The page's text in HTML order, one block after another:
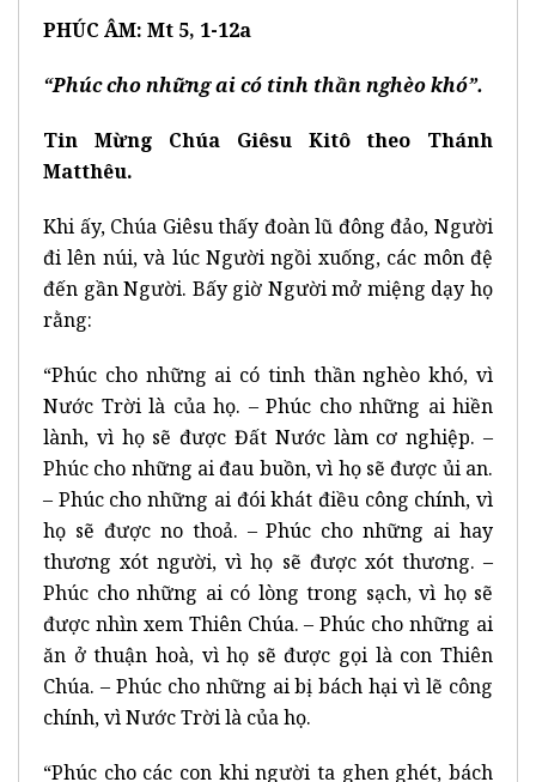
PHÚC ÂM: Mt 5, 1-12a
“Phúc cho những ai có tinh thần nghèo khó”.
Tin Mừng Chúa Giêsu Kitô theo Thánh
Matthêu.
Khi ấy, Chúa Giêsu thấy đoàn lũ đông đảo, Người
đi lên núi, và lúc Người ngồi xuống, các môn đệ
đến gần Người. Bấy giờ Người mở miệng dạy họ
rằng:
“Phúc cho những ai có tinh thần nghèo khó, vì
Nước Trời là của họ. – Phúc cho những ai hiền
lành, vì họ sẽ được Đất Nước làm cơ nghiệp. –
Phúc cho những ai đau buồn, vì họ sẽ được ủi an.
– Phúc cho những ai đói khát điều công chính, vì
họ sẽ được no thoả. – Phúc cho những ai hay
thương xót người, vì họ sẽ được xót thương. –
Phúc cho những ai có lòng trong sạch, vì họ sẽ
được nhìn xem Thiên Chúa. – Phúc cho những ai
ăn ở thuận hoà, vì họ sẽ được gọi là con Thiên
Chúa. – Phúc cho những ai bị bách hại vì lẽ công
chính, vì Nước Trời là của họ.
“Phúc cho các con khi người ta ghen ghét, bách